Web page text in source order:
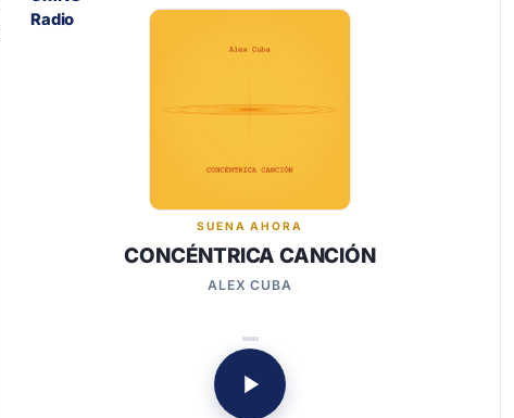
SUENA AHORA
CONCÉNTRICA CANCIÓN
ALEX CUBA